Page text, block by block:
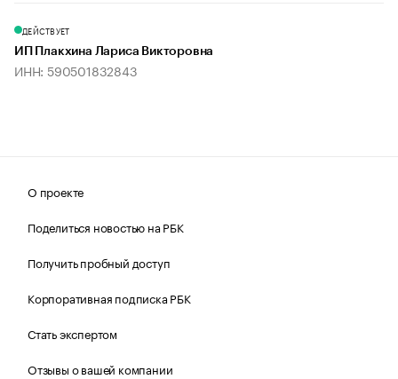
ДЕЙСТВУЕТ
ИП Плакхина Лариса Викторовна
ИНН: 590501832843
О проекте
Поделиться новостью на РБК
Получить пробный доступ
Корпоративная подписка РБК
Стать экспертом
Отзывы о вашей компании